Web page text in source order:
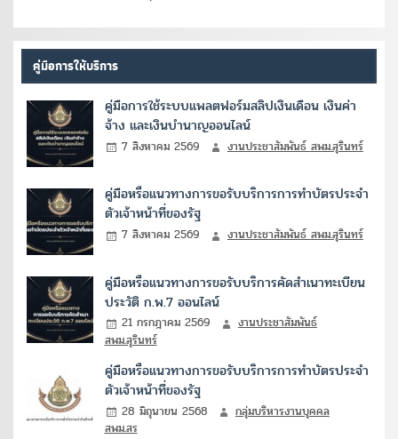
คู่มือการให้บริการ
คู่มือการใช้ระบบแพลตฟอร์มสลิปเงินเดือน เงินค่า
จ้าง และเงินบำนาญออนไลน์
7 สิงหาคม 2569 งานประชาสัมพันธ์ สพม.สุรินทร์
คู่มือหรือแนวทางการขอรับบริการการทำบัตรประจำ
ตัวเจ้าหน้าที่ของรัฐ
7 สิงหาคม 2569 งานประชาสัมพันธ์ สพม.สุรินทร์
คู่มือหรือแนวทางการขอรับบริการคัดสำเนาทะเบียน
ประวัติ ก.พ.7 ออนไลน์
21 กรกฎาคม 2569
งานประชาสัมพันธ์
สพม.สุรินทร์
คู่มือหรือแนวทางการขอรับบริการการทำบัตรประจำ
ตัวเจ้าหน้าที่ของรัฐ
28 มิถุนายน 2568
กลุ่มบริหารงานบุคคล
สพม.สร